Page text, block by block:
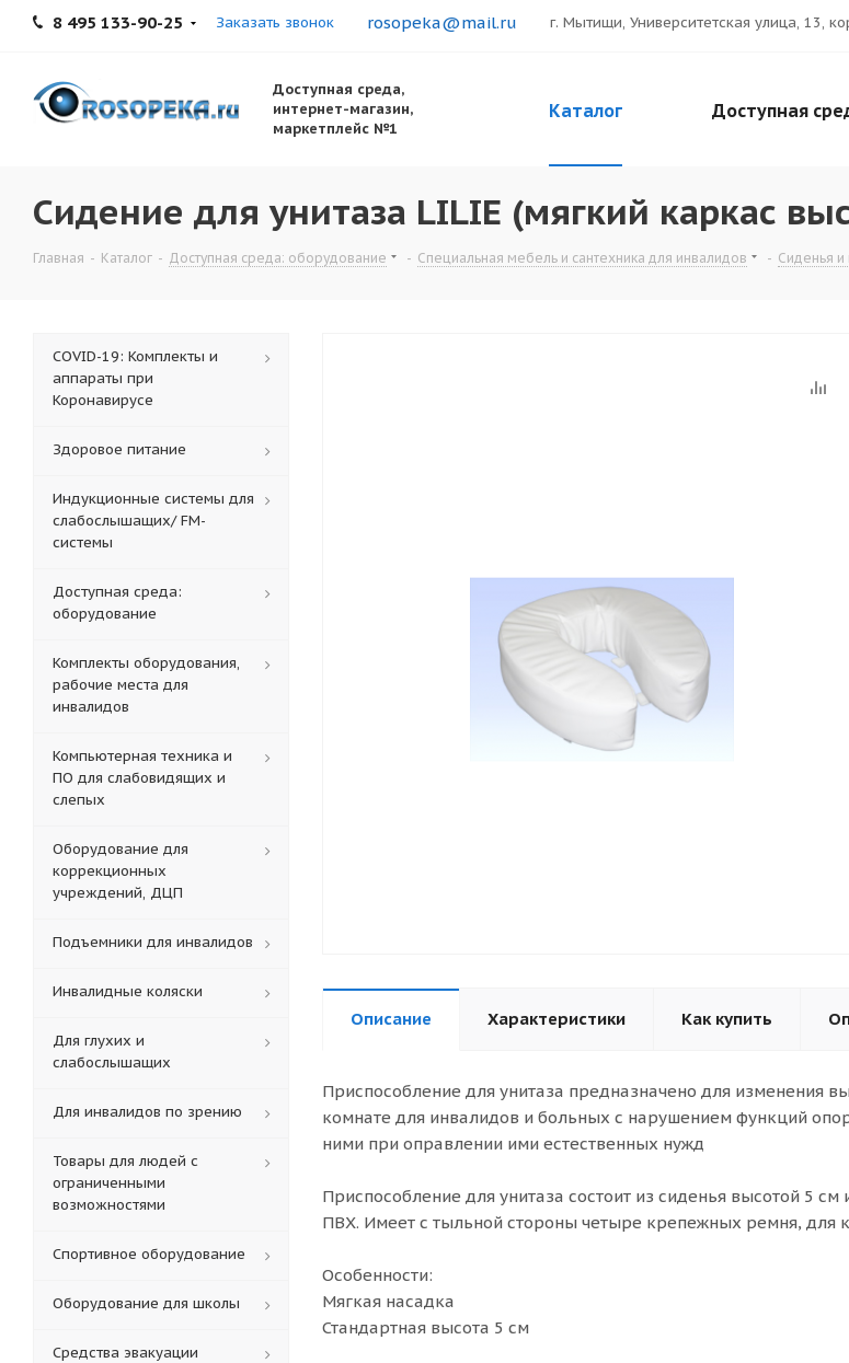
8 495 133-90-25 Заказать звонок rosopeka@mail.ru г. Мытищи, Университетская улица, 13,
Доступная среда,
интернет-магазин,
маркетплейс №1
Каталог Доступная
Сидение для унитаза LILIE (мягкий каркас
Главная - Каталог - Доступная среда: оборудование - Специальная мебель и сантехника для инвалидов - Сиденья и
Описание Характеристики Как купить
Приспособление для унитаза предназначено для изменения
комнате для инвалидов и больных с нарушением функций
ними при оправлении ими естественных нужд
Приспособление для унитаза состоит из сиденья высотой 5
ПВХ. Имеет с тыльной стороны четыре крепежных ремня, для
Особенности:
Мягкая насадка
Стандартная высота 5 см
COVID-19: Комплекты и
аппараты при
Коронавирусе
Здоровое питание
Индукционные системы для
слабослышащих/ FM-
системы
Доступная среда:
оборудование
Комплекты оборудования,
рабочие места для
инвалидов
Компьютерная техника и
ПО для слабовидящих и
слепых
Оборудование для
коррекционных
учреждений, ДЦП
Подъемники для инвалидов
Инвалидные коляски
Для глухих и
слабослышащих
Для инвалидов по зрению
Товары для людей с
ограниченными
возможностями
Спортивное оборудование
Оборудование для школы
Средства эвакуации